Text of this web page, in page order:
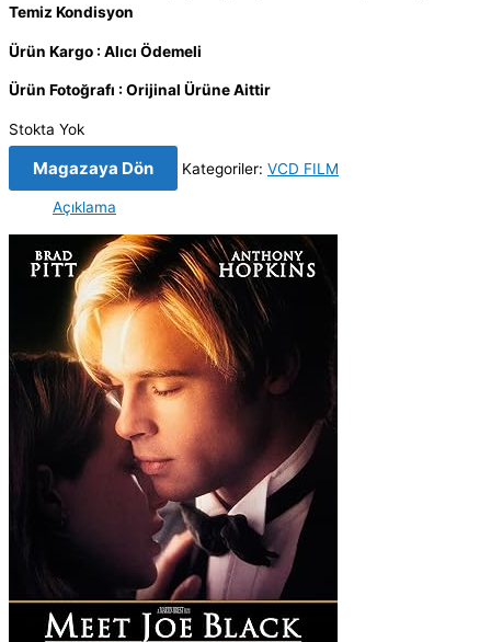
Temiz Kondisyon
Ürün Kargo : Alıcı Ödemeli
Ürün Fotoğrafı : Orijinal Ürüne Aittir
Stokta Yok
Magazaya Dön Kategoriler: VCD FILM
Açıklama